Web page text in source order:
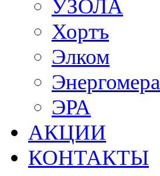
УЗОЛА
Хортъ
Элком
Энергомера
ЭРА
АКЦИИ
КОНТАКТЫ